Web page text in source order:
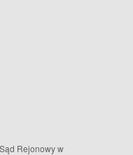
Rejonowy w